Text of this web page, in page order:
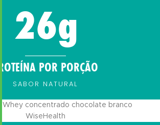
26g
PROTEÍNA POR PORÇÃO
SABOR NATURAL